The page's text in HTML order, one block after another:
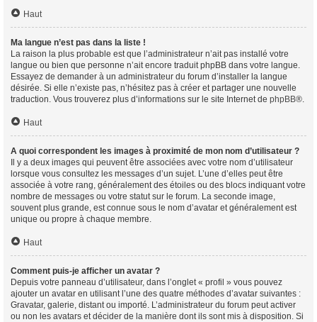
Haut
Ma langue n’est pas dans la liste !
La raison la plus probable est que l’administrateur n’ait pas installé votre
langue ou bien que personne n’ait encore traduit phpBB dans votre langue.
Essayez de demander à un administrateur du forum d’installer la langue
désirée. Si elle n’existe pas, n’hésitez pas à créer et partager une nouvelle
traduction. Vous trouverez plus d’informations sur le site Internet de phpBB®.
Haut
A quoi correspondent les images à proximité de mon nom d’utilisateur ?
Il y a deux images qui peuvent être associées avec votre nom d’utilisateur
lorsque vous consultez les messages d’un sujet. L’une d’elles peut être
associée à votre rang, généralement des étoiles ou des blocs indiquant votre
nombre de messages ou votre statut sur le forum. La seconde image,
souvent plus grande, est connue sous le nom d’avatar et généralement est
unique ou propre à chaque membre.
Haut
Comment puis-je afficher un avatar ?
Depuis votre panneau d’utilisateur, dans l’onglet « profil » vous pouvez
ajouter un avatar en utilisant l’une des quatre méthodes d’avatar suivantes :
Gravatar, galerie, distant ou importé. L’administrateur du forum peut activer
ou non les avatars et décider de la manière dont ils sont mis à disposition. Si